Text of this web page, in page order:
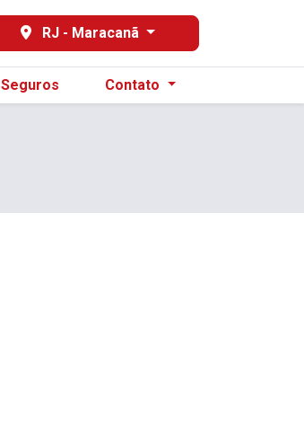
RJ - Maracanã
Seguros Contato